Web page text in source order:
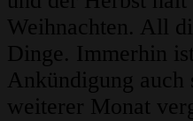
Weihnachten. All
Dinge. Immerhin
Ankündigung auch
weiterer Monat